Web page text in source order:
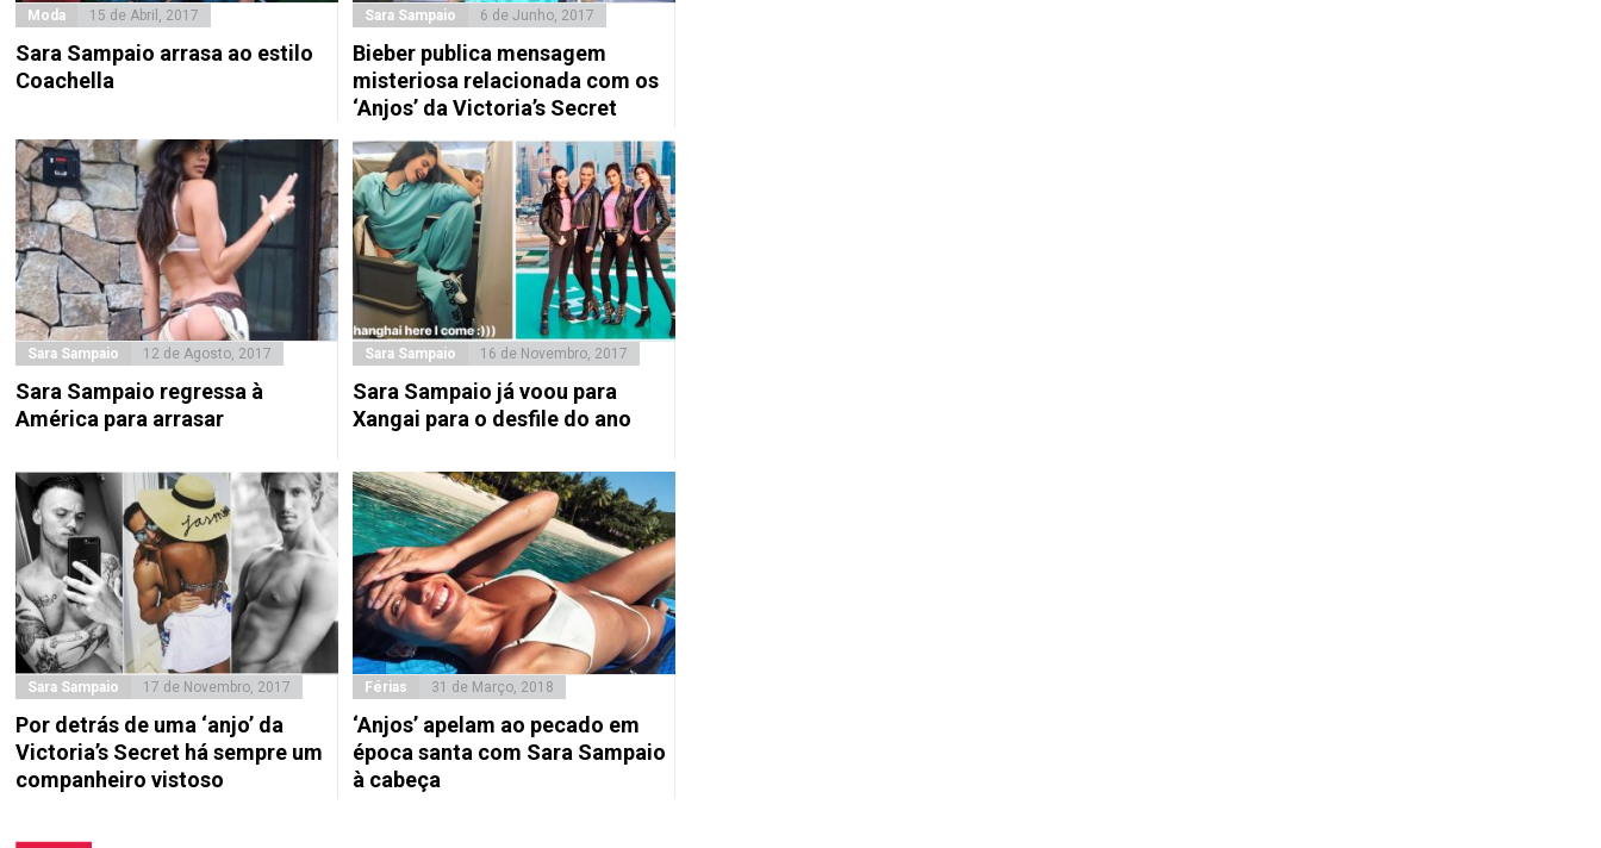
Moda 15 de Abril, 2017
Sara Sampaio arrasa ao estilo
Coachella
Sara Sampaio 6 de Junho, 2017
Bieber publica mensagem
misteriosa relacionada com os
‘Anjos’ da Victoria’s Secret
Sara Sampaio 12 de Agosto, 2017
Sara Sampaio regressa à
América para arrasar
Sara Sampaio 16 de Novembro, 2017
Sara Sampaio já voou para
Xangai para o desfile do ano
Sara Sampaio 17 de Novembro, 2017
Por detrás de uma ‘anjo’ da
Victoria’s Secret há sempre um
companheiro vistoso
Férias 31 de Março, 2018
‘Anjos’ apelam ao pecado em
época santa com Sara Sampaio
à cabeça